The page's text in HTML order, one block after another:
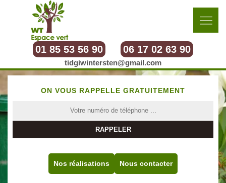
01 85 53 56 90 06 17 02 63 90
tidgiwintersten@gmail.com
ON VOUS RAPPELLE GRATUITEMENT
Nos réalisations Nous contacter